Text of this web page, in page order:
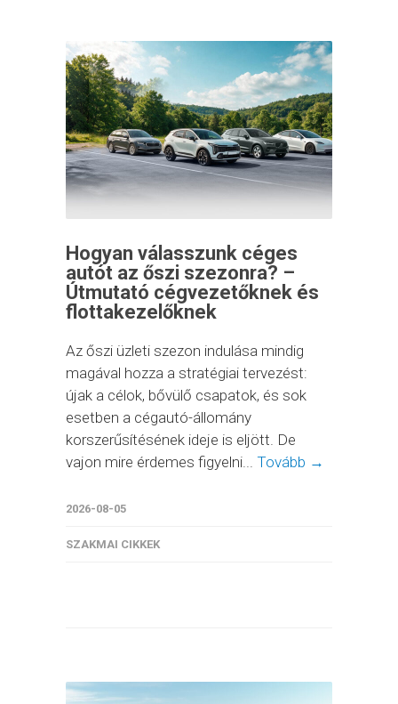
Hogyan válasszunk céges
autót az őszi szezonra? –
Útmutató cégvezetőknek és
flottakezelőknek
Az őszi üzleti szezon indulása mindig
magával hozza a stratégiai tervezést:
újak a célok, bővülő csapatok, és sok
esetben a cégautó-állomány
korszerűsítésének ideje is eljött. De
vajon mire érdemes figyelni... Tovább →
2026-08-05
SZAKMAI CIKKEK